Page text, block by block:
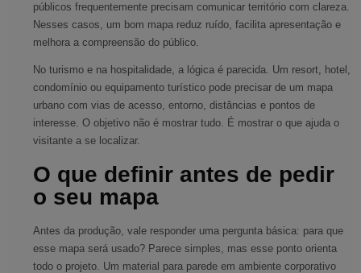
públicos frequentemente precisam comunicar território com clareza.
Nesses casos, um bom mapa reduz ruído, facilita apresentação e
melhora a compreensão do público.
No turismo e na hospitalidade, a lógica é parecida. Um resort, hotel,
condomínio ou equipamento turístico pode precisar de um mapa
urbano com vias de acesso, entorno, distâncias e pontos de
interesse. O objetivo não é mostrar tudo. É mostrar o que ajuda o
visitante a se localizar.
O que definir antes de pedir
o seu mapa
Antes da produção, vale responder uma pergunta básica: para que
esse mapa será usado? Parece simples, mas esse ponto orienta
todo o projeto. Um material para parede em ambiente corporativo